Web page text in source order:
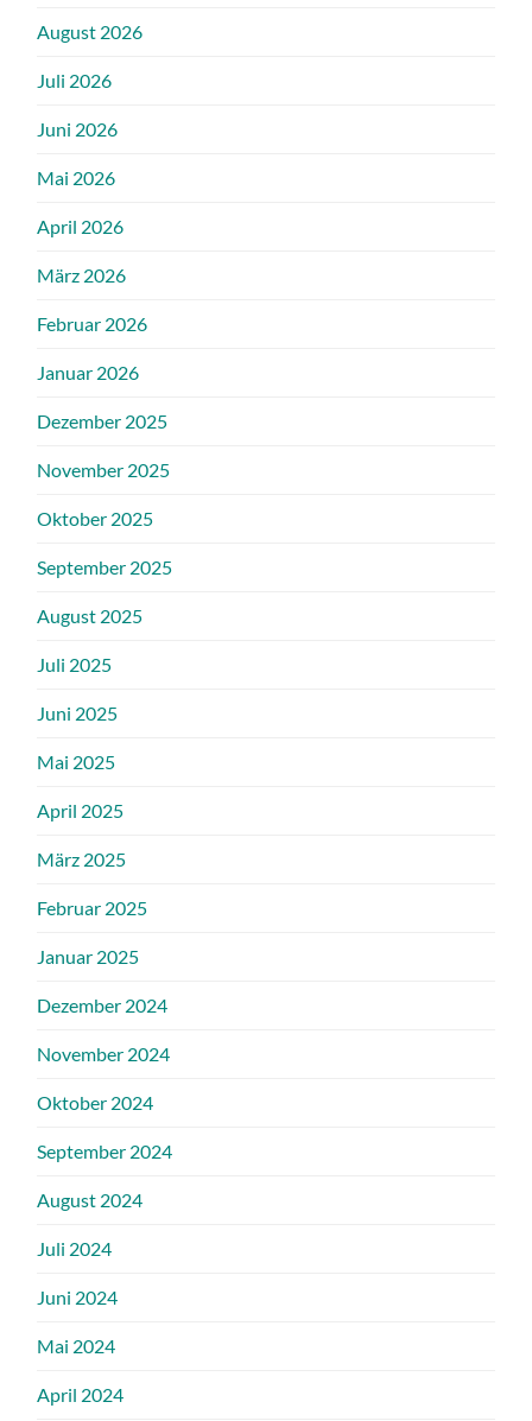
August 2026
Juli 2026
Juni 2026
Mai 2026
April 2026
März 2026
Februar 2026
Januar 2026
Dezember 2025
November 2025
Oktober 2025
September 2025
August 2025
Juli 2025
Juni 2025
Mai 2025
April 2025
März 2025
Februar 2025
Januar 2025
Dezember 2024
November 2024
Oktober 2024
September 2024
August 2024
Juli 2024
Juni 2024
Mai 2024
April 2024